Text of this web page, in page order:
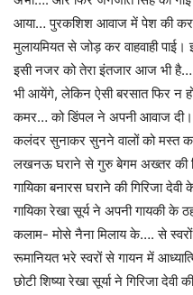
आया… पुरकशिश आवाज में पेश की
मुलायमियत से जोड़ कर वाहवाही
इसी नजर को तेरा इंतजार आज भी
भी आयेंगे, लेकिन ऐसी बरसात फिर न
कमर… को डिंपल ने अपनी आवाज
कलंदर सुनाकर सुनने वालों को मस्त
लखनऊ घराने से गुरु बेगम अख्तर की
गायिका बनारस घराने की गिरिजा
गायिका रेखा सूर्य ने अपनी गायकी
कलाम- मोसे नैना मिलाय के…. से
रूमानियत भरे स्वरों से गायन में
छोटी शिष्या रेखा सूर्या ने गिरिजा